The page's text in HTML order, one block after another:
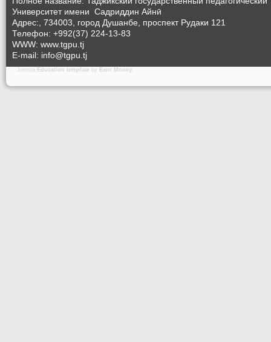
Университет имени Садриддин Айнӣ
Адрес:, 734003, город Душанбе, проспект Рудаки 121
Телефон: +992(37) 224-13-83
WWW: www.tgpu.tj
E-mail: info@tgpu.tj
Joomla Education template by Earn Money.